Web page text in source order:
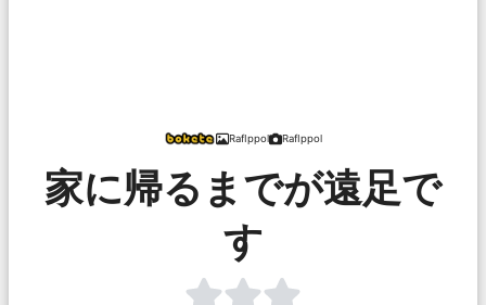
RafIppol RafIppol
家に帰るまでが遠足で
す